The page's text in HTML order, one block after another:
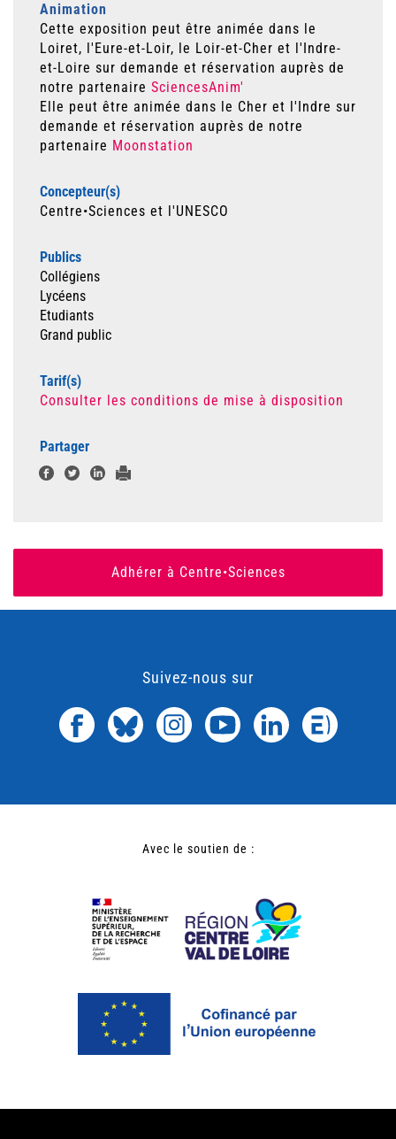
Animation
Cette exposition peut être animée dans le
Loiret, l'Eure-et-Loir, le Loir-et-Cher et l'Indre-
et-Loire sur demande et réservation auprès de
notre partenaire SciencesAnim'
Elle peut être animée dans le Cher et l'Indre sur
demande et réservation auprès de notre
partenaire Moonstation
Concepteur(s)
Centre•Sciences et l'UNESCO
Publics
Collégiens
Lycéens
Etudiants
Grand public
Tarif(s)
Consulter les conditions de mise à disposition
Partager
Adhérer à Centre•Sciences
Suivez-nous sur
Avec le soutien de :